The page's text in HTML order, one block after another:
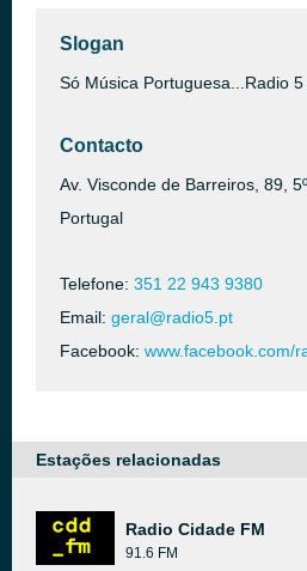
Slogan
Só Música Portuguesa...Radio 5
Contacto
Av. Visconde de Barreiros, 89,
Portugal
Telefone: 351 22 943 9380
Email: geral@radio5.pt
Facebook: www.facebook.com/
Estações relacionadas
Radio Cidade FM
91.6 FM